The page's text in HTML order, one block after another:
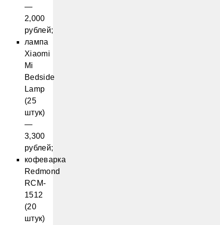
—
2,000
рублей;
лампа
Xiaomi
Mi
Bedside
Lamp
(25
штук)
—
3,300
рублей;
кофеварка
Redmond
RCM-
1512
(20
штук)